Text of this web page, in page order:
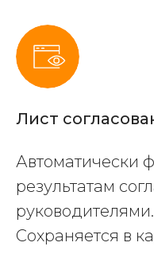
Лист
Автоматически
результатам
руководителями.
Сохраняется в